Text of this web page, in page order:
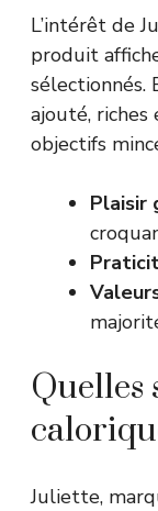
L’intérêt de
produit
sélectionnés.
ajouté, riches
objectifs
Plaisir
Quelles
Juliette,